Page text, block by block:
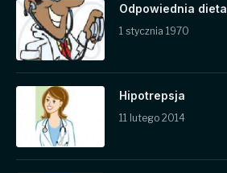
Odpowiednia dieta
1 stycznia 1970
Hipotrepsja
11 lutego 2014